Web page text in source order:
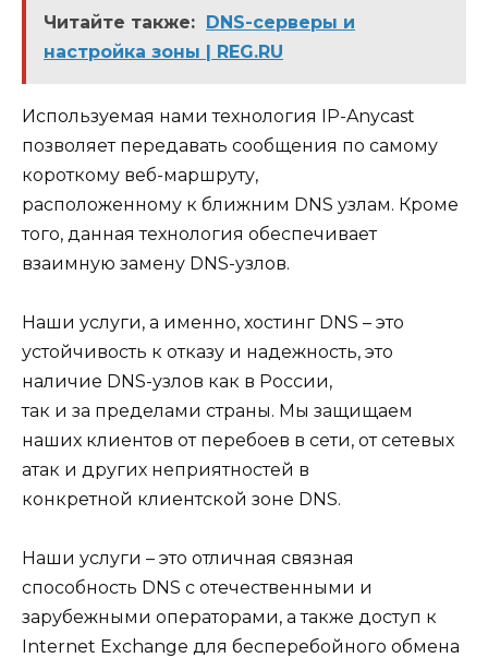
Читайте также: DNS-серверы и
настройка зоны | REG.RU
Используемая нами технология IP-Anycast
позволяет передавать сообщения по самому
короткому веб-маршруту,
расположенному к ближним DNS узлам. Кроме
того, данная технология обеспечивает
взаимную замену DNS-узлов.
Наши услуги, а именно, хостинг DNS – это
устойчивость к отказу и надежность, это
наличие DNS-узлов как в России,
так и за пределами страны. Мы защищаем
наших клиентов от перебоев в сети, от сетевых
атак и других неприятностей в
конкретной клиентской зоне DNS.
Наши услуги – это отличная связная
способность DNS с отечественными и
зарубежными операторами, а также доступ к
Internet Exchange для бесперебойного обмена